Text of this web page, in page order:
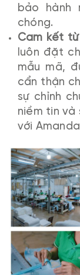
bảo hành
chóng.
Cam kết
luôn đặt
mẫu mã,
cẩn thận
sự chỉnh
niềm tin và
với